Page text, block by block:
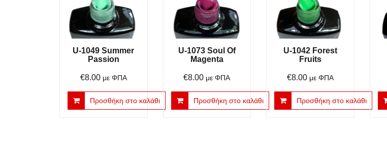
U-1049 Summer
Passion
€8.00 με ΦΠΑ
Προσθήκη στο καλάθι
U-1073 Soul Of
Magenta
€8.00 με ΦΠΑ
Προσθήκη στο καλάθι
U-1042 Forest
Fruits
€8.00 με ΦΠΑ
Προσθήκη στο καλάθι